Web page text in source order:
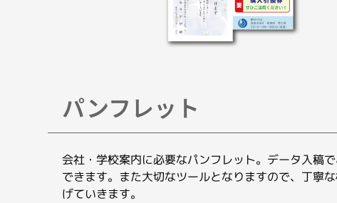
パンフレット
会社・学校案内に必要なパンフレット。データ入稿
できます。また大切なツールとなりますので、丁寧
げていきます。